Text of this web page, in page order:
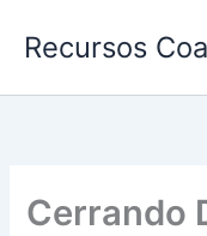
Recursos
Cerrando